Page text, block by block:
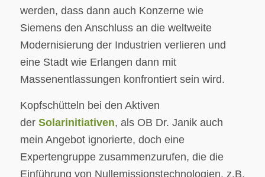
werden, dass dann auch Konzerne wie
Siemens den Anschluss an die weltweite
Modernisierung der Industrien verlieren und
eine Stadt wie Erlangen dann mit
Massenentlassungen konfrontiert sein wird.
Kopfschütteln bei den Aktiven
der Solarinitiativen, als OB Dr. Janik auch
mein Angebot ignorierte, doch eine
Expertengruppe zusammenzurufen, die die
Einführung von Nullemissionstechnologien, z.B.